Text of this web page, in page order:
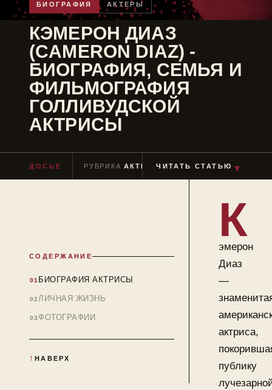
БИОГРАФИЯ АКТЕРЫ
КЭМЕРОН ДИАЗ
(CAMERON DIAZ) -
БИОГРАФИЯ, СЕМЬЯ И
ФИЛЬМОГРАФИЯ
ГОЛЛИВУДСКОЙ
АКТРИСЫ
ДОСЬЕ РУБРИКААКТЕРЫ ЧТЕНИЕ ≈ 10 МИН
ЧИТАТЬ СТАТЬЮ ▼
СОДЕРЖАНИЕ
БИОГРАФИЯ АКТРИСЫ
ЛИЧНАЯ ЖИЗНЬ
ФОТОГРАФИИ
НАВЕРХ
К
эмерон
Диаз
—
актриса,
публику